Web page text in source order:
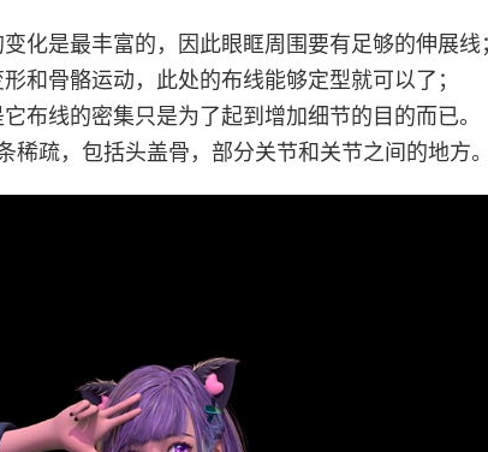
化是最丰富的，因此眼眶周围要有足够的伸展线
和骨骼运动，此处的布线能够定型就可以了；
布线的密集只是为了起到增加细节的目的而已。
稀疏，包括头盖骨，部分关节和关节之间的地方。